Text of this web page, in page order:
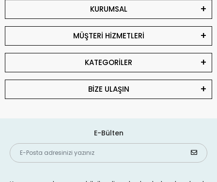
KURUMSAL
MÜŞTERİ HİZMETLERİ
KATEGORİLER
BİZE ULAŞIN
E-Bülten